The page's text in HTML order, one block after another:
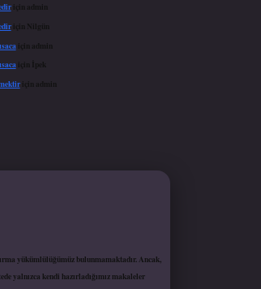
için admin
için Nilgün
için admin
için
İpek
için admin
yükümlülüğümüz bulunmamaktadır. Ancak,
yalnızca kendi hazırladığımız makaleler